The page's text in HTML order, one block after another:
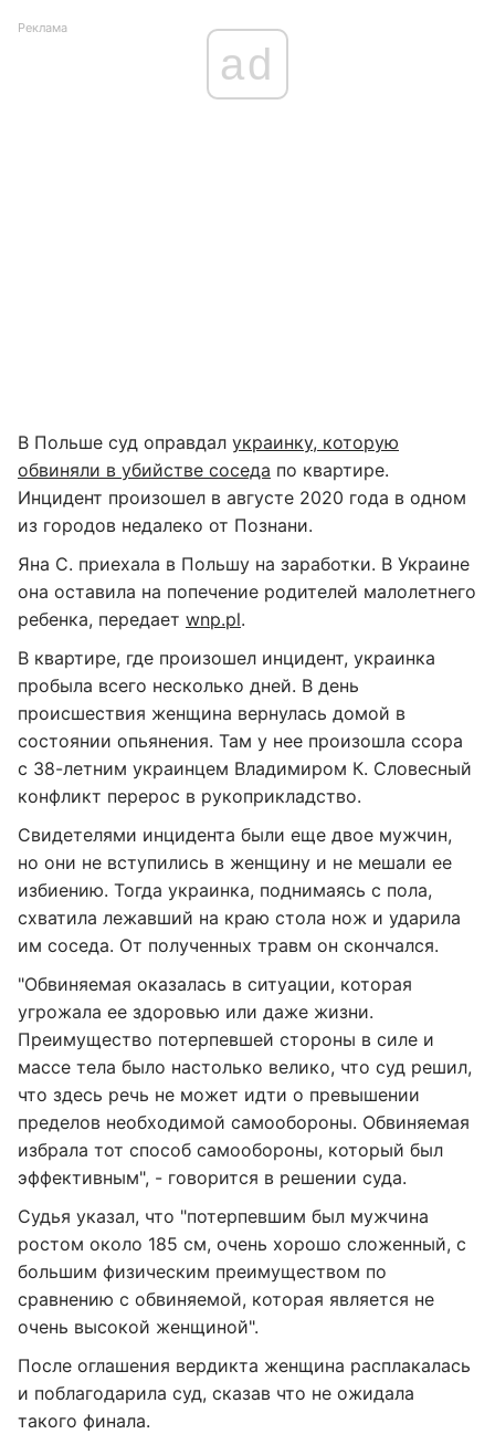
Реклама
ad
В Польше суд оправдал украинку, которую
обвиняли в убийстве соседа по квартире.
Инцидент произошел в августе 2020 года в одном
из городов недалеко от Познани.
Яна С. приехала в Польшу на заработки. В Украине
она оставила на попечение родителей малолетнего
ребенка, передает wnp.pl.
В квартире, где произошел инцидент, украинка
пробыла всего несколько дней. В день
происшествия женщина вернулась домой в
состоянии опьянения. Там у нее произошла ссора
с 38-летним украинцем Владимиром К. Словесный
конфликт перерос в рукоприкладство.
Свидетелями инцидента были еще двое мужчин,
но они не вступились в женщину и не мешали ее
избиению. Тогда украинка, поднимаясь с пола,
схватила лежавший на краю стола нож и ударила
им соседа. От полученных травм он скончался.
"Обвиняемая оказалась в ситуации, которая
угрожала ее здоровью или даже жизни.
Преимущество потерпевшей стороны в силе и
массе тела было настолько велико, что суд решил,
что здесь речь не может идти о превышении
пределов необходимой самообороны. Обвиняемая
избрала тот способ самообороны, который был
эффективным", - говорится в решении суда.
Судья указал, что "потерпевшим был мужчина
ростом около 185 см, очень хорошо сложенный, с
большим физическим преимуществом по
сравнению с обвиняемой, которая является не
очень высокой женщиной".
После оглашения вердикта женщина расплакалась
и поблагодарила суд, сказав что не ожидала
такого финала.